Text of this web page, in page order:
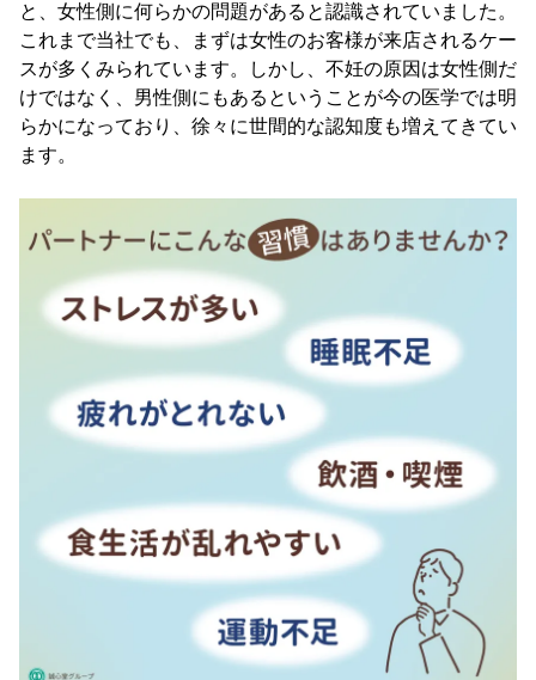
と、女性側に何らかの問題があると認識されていました。
これまで当社でも、まずは女性のお客様が来店されるケー
スが多くみられています。しかし、不妊の原因は女性側だ
けではなく、男性側にもあるということが今の医学では明
らかになっており、徐々に世間的な認知度も増えてきてい
ます。